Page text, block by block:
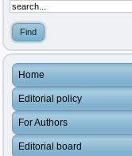
Home
Editorial policy
For Authors
Editorial board